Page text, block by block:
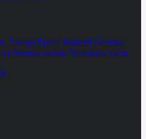
Stampa Epatiti featured Genetica
Scienza vaccini Veterinaria video